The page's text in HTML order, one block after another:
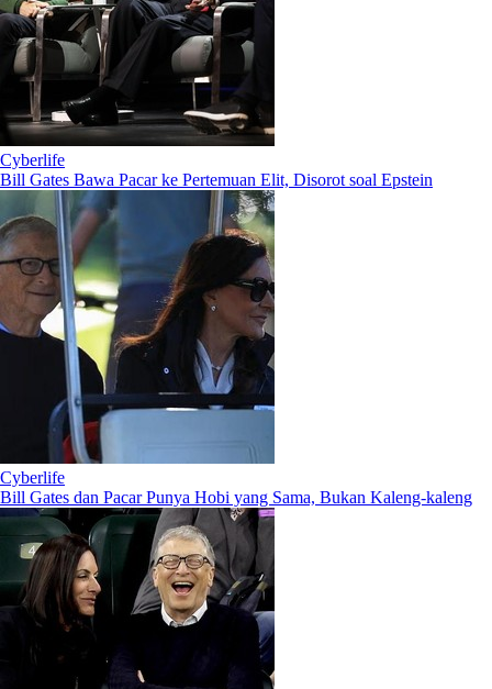
Cyberlife
Bill Gates Bawa Pacar ke Pertemuan Elit, Disorot soal Epstein
Cyberlife
Bill Gates dan Pacar Punya Hobi yang Sama, Bukan Kaleng-kaleng